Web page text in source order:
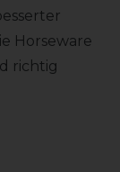
Horseware
richtig